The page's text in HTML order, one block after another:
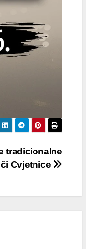
tradicionalne
Cvjetnice